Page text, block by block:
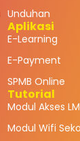
Unduhan
Aplikasi
E-Learning
E-Payment
SPMB Online
Tutorial
Modul Akses
Modul Wifi